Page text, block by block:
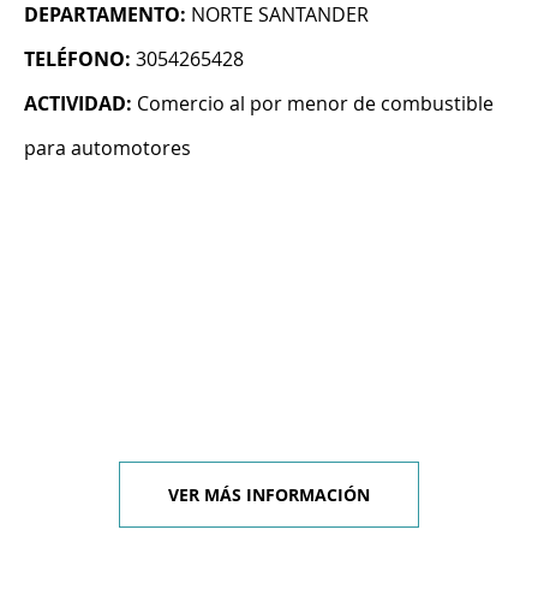
DEPARTAMENTO: NORTE SANTANDER
TELÉFONO: 3054265428
ACTIVIDAD: Comercio al por menor de combustible
para automotores
VER MÁS INFORMACIÓN